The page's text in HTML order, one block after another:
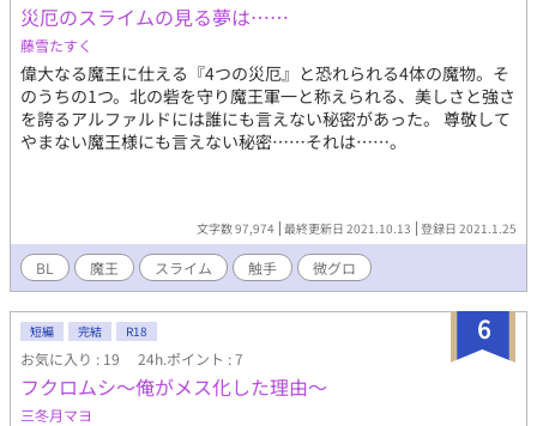
災厄のスライムの見る夢は……
藤雪たすく
偉大なる魔王に仕える『4つの災厄』と恐れられる4体の魔物。そ
のうちの1つ。北の砦を守り魔王軍一と称えられる、美しさと強さ
を誇るアルファルドには誰にも言えない秘密があった。 尊敬して
やまない魔王様にも言えない秘密……それは……。
文字数 97,974 最終更新日 2021.10.13 登録日 2021.1.25
BL 魔王 スライム 触手 微グロ
6
短編 完結 R18
お気に入り : 19 24h.ポイント : 7
フクロムシ～俺がメス化した理由～
三冬月マヨ